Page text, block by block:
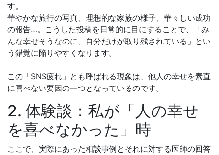
す。
華やかな旅行の写真、理想的な家族の様子、華々しい成功
の報告…。こうした投稿を日常的に目にすることで、「み
んな幸せそうなのに、自分だけが取り残されている」とい
う錯覚に陥りやすくなります。
この「SNS疲れ」とも呼ばれる現象は、他人の幸せを素直
に喜べない要因の一つとなっているのです。
2. 体験談：私が「人の幸せ
を喜べなかった」時
ここで、実際にあった相談事例とそれに対する医師の回答